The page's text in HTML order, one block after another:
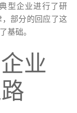
型企业进行了研
部分的回应了这
基础。
业